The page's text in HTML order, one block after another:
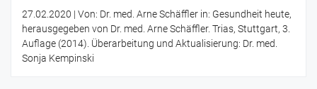
27.02.2020 | Von: Dr. med. Arne Schäffler in: Gesundheit heute,
herausgegeben von Dr. med. Arne Schäffler. Trias, Stuttgart, 3.
Auflage (2014). Überarbeitung und Aktualisierung: Dr. med.
Sonja Kempinski